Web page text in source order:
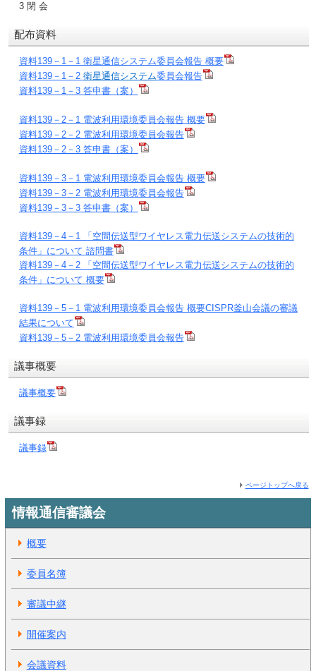
3 閉 会
配布資料
資料139－1－1 衛星通信システム委員会報告 概要
資料139－1－2 衛星通信システム委員会報告
資料139－1－3 答申書（案）
資料139－2－1 電波利用環境委員会報告 概要
資料139－2－2 電波利用環境委員会報告
資料139－2－3 答申書（案）
資料139－3－1 電波利用環境委員会報告 概要
資料139－3－2 電波利用環境委員会報告
資料139－3－3 答申書（案）
資料139－4－1 「空間伝送型ワイヤレス電力伝送システムの技術的
条件」について 諮問書
資料139－4－2 「空間伝送型ワイヤレス電力伝送システムの技術的
条件」について 概要
資料139－5－1 電波利用環境委員会報告 概要CISPR釜山会議の審議
結果について
資料139－5－2 電波利用環境委員会報告
議事概要
議事概要
議事録
議事録
ページトップへ戻る
情報通信審議会
概要
委員名簿
審議中継
開催案内
会議資料